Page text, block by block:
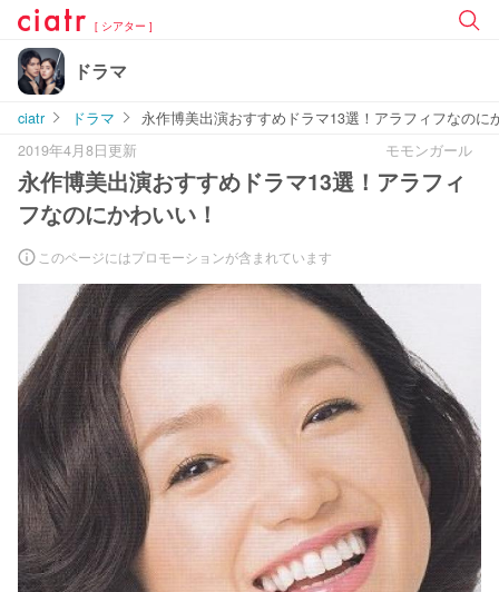
[ シアター ]
ドラマ
ciatr ドラマ
永作博美出演おすすめドラマ13選！アラフィフなのに
2019年4月8日更新
モモンガール
永作博美出演おすすめドラマ13選！アラフィ
フなのにかわいい！
このページにはプロモーションが含まれています